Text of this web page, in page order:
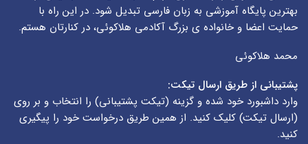
بهترین پایگاه آموزشی به زبان فارسی تبدیل شود. در این راه با
حمایت اعضا و خانواده ی بزرگ آکادمی هلاکوئی، در کنارتان هستم.
محمد هلاکوئی
پشتیبانی از طریق ارسال تیکت:
وارد داشبورد خود شده و گزینه (تیکت پشتیبانی) را انتخاب و بر روی
(ارسال تیکت) کلیک کنید. از همین طریق درخواست خود را پیگیری
کنید.